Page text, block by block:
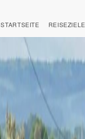
STARTSEITE REISEZIELE